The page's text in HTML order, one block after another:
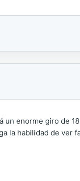
enorme giro de
la habilidad de ver